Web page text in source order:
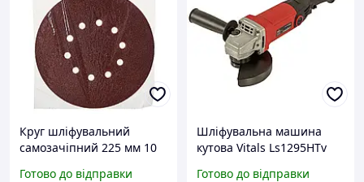
Круг шліфувальний
самозачіпний 225 мм 10
Готово до відправки
Шліфувальна машина
кутова Vitals Ls1295HTv
Готово до відправки